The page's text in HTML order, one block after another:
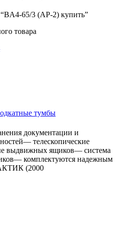
65/3 (АР-2) купить”
товара
тумбы
документации и
телескопические
выдвижных ящиков— система
комплектуются надежным
(2000